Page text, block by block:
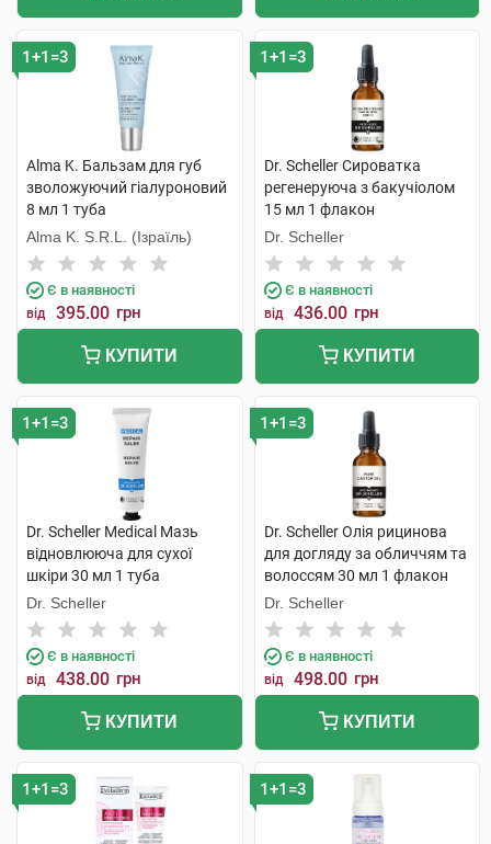
1+1=3
Alma K. Бальзам для губ
зволожуючий гіалуроновий
8 мл 1 туба
Alma K. S.R.L. (Ізраїль)
Є в наявності
від 395.00 грн
КУПИТИ
1+1=3
Dr. Scheller Сироватка
регенеруюча з бакучіолом
15 мл 1 флакон
Dr. Scheller
Є в наявності
від 436.00 грн
КУПИТИ
1+1=3
Dr. Scheller Medical Мазь
відновлююча для сухої
шкіри 30 мл 1 туба
Dr. Scheller
Є в наявності
від 438.00 грн
КУПИТИ
1+1=3
Dr. Scheller Олія рицинова
для догляду за обличчям та
волоссям 30 мл 1 флакон
Dr. Scheller
Є в наявності
від 498.00 грн
КУПИТИ
1+1=3 1+1=3